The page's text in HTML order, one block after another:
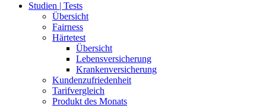
Studien | Tests
Übersicht
Fairness
Härtetest
Übersicht
Lebensversicherung
Krankenversicherung
Kundenzufriedenheit
Tarifvergleich
Produkt des Monats